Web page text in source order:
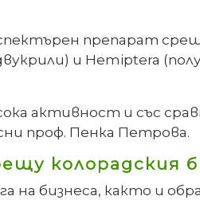
препарат
и Hemiptera
активност и със
проф. Пенка Петрова.
колорадския
на бизнеса, както и